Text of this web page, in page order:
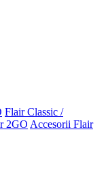
Flair Classic /
2GO Accesorii Flair